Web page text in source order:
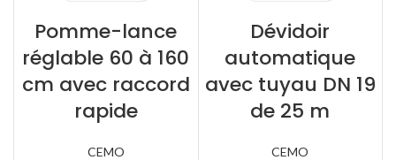
Pomme-lance
réglable 60 à 160
cm avec raccord
rapide
CEMO
Dévidoir
automatique
avec tuyau DN 19
de 25 m
CEMO